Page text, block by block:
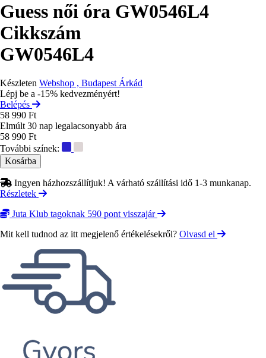
Guess női óra GW0546L4
Cikkszám
GW0546L4
Készleten Webshop , Budapest Árkád
Lépj be a -15% kedvezményért!
Belépés
58 990 Ft
Elmúlt 30 nap legalacsonyabb ára
58 990 Ft
További színek:
Ingyen házhozszállítjuk! A várható szállítási idő 1-3 munkanap.
Részletek
Juta Klub tagoknak 590 pont visszajár
Mit kell tudnod az itt megjelenő értékelésekről? Olvasd el